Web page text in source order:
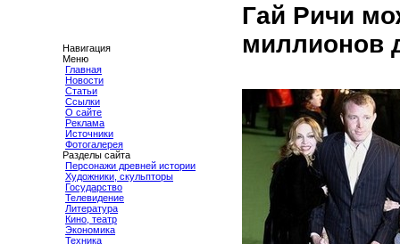
Навигация
Меню
Главная
Новости
Статьи
Ссылки
О сайте
Реклама
Источники
Фотогалерея
Разделы сайта
Персонажи древней истории
Художники, скульпторы
Государство
Телевидение
Литература
Кино, театр
Экономика
Техника
Гай Ричи
миллионов